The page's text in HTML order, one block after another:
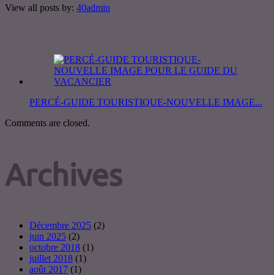
View all posts by: 40admin
PERCÉ-GUIDE TOURISTIQUE-NOUVELLE IMAGE...
Comments are closed.
Archives
Décembre 2025 (2)
juin 2025 (2)
octobre 2018 (1)
juillet 2018 (1)
août 2017 (1)